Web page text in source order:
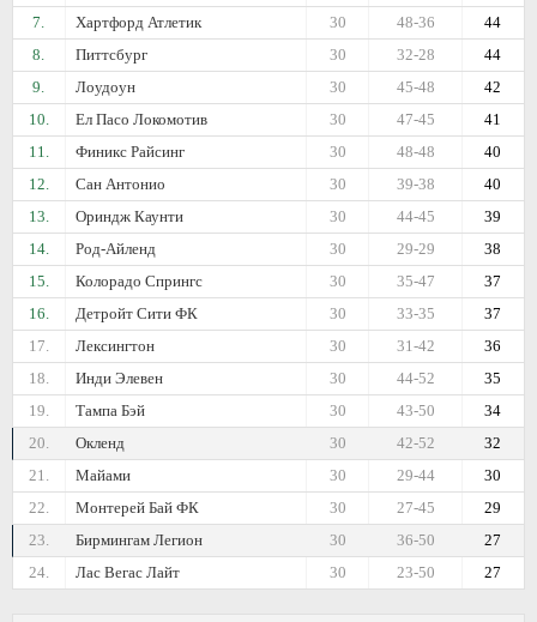
7.
Хартфорд Атлетик 44
48-36
30
8.
Питтсбург 44
32-28
30
9.
Лоудоун 42
45-48
30
10.
Ел Пасо Локомотив 41
47-45
30
11.
Финикс Райсинг 40
48-48
30
12.
Сан Антонио 40
39-38
30
13.
Ориндж Каунти 39
44-45
30
14.
Род-Айленд 38
29-29
30
15.
Колорадо Спрингс 37
35-47
30
16.
Детройт Сити ФК 37
33-35
30
17.
Лексингтон 36
31-42
30
18.
Инди Элевен 35
44-52
30
19.
Тампа Бэй 34
43-50
30
20.
Окленд 32
42-52
30
21.
Майами 30
29-44
30
22.
Монтерей Бай ФК 29
27-45
30
23.
Бирмингам Легион 27
36-50
30
24.
Лас Вегас Лайт 27
23-50
30